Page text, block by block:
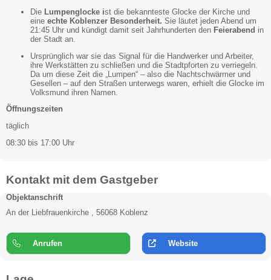
Die Lumpenglocke ist die bekannteste Glocke der Kirche und
eine echte Koblenzer Besonderheit. Sie läutet jeden Abend um
21:45 Uhr und kündigt damit seit Jahrhunderten den Feierabend in
der Stadt an.
Ursprünglich war sie das Signal für die Handwerker und Arbeiter,
ihre Werkstätten zu schließen und die Stadtpforten zu verriegeln.
Da um diese Zeit die „Lumpen“ – also die Nachtschwärmer und
Gesellen – auf den Straßen unterwegs waren, erhielt die Glocke im
Volksmund ihren Namen.
Öffnungszeiten
täglich
08:30 bis 17:00 Uhr
Kontakt mit dem Gastgeber
Objektanschrift
An der Liebfrauenkirche , 56068 Koblenz
Anrufen Website